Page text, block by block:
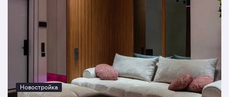
Новостройка